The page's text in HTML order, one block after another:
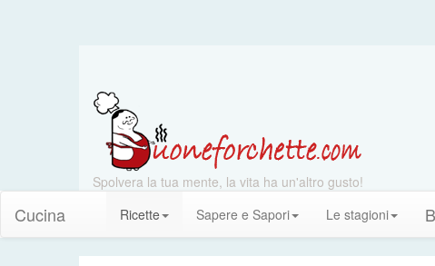
Spolvera la tua mente, la vita ha un'altro gusto!
Cucina Ricette Sapere e Sapori Le stagioni